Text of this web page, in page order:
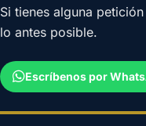
Si tienes alguna
lo antes posible.
Escríbenos por